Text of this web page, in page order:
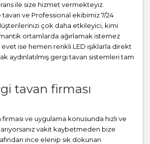
ile size hizmet vermekteyiz.
tavan ve Professional ekibimiz 7/24
çok daha etkileyici, kimi
ortamlarda ağırlamak istemez
evet ise hemen renkli LED ışıklarla direkt
aydınlatılmış gergi tavan sistemleri tam
tavan firması
ve uygulama konusunda hızlı ve
vakit kaybetmeden bize
ince elenip sık dokunan